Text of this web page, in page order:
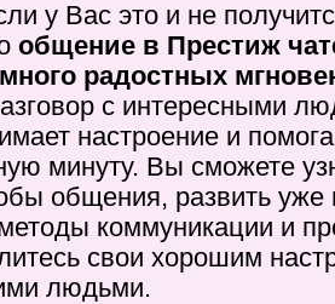
у Вас это и не
общение в Престиж
радостных
с интересными
настроение и
минуту. Вы сможете
общения, развить уже
коммуникации и
свои хорошим
людьми.